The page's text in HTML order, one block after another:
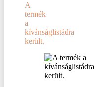
A
termék
a
kívánságlistádra
került.